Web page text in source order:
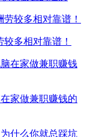
多相对靠谱！
家做兼职赚钱的